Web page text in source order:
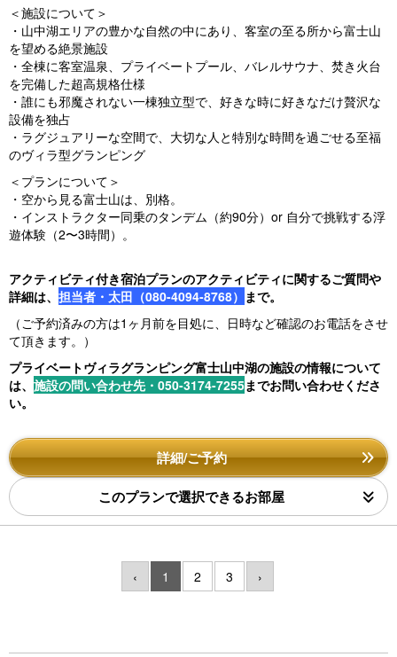
＜施設について＞
・山中湖エリアの豊かな自然の中にあり、客室の至る所から富士山
を望める絶景施設
・全棟に客室温泉、プライベートプール、バレルサウナ、焚き火台
を完備した超高規格仕様
・誰にも邪魔されない一棟独立型で、好きな時に好きなだけ贅沢な
設備を独占
・ラグジュアリーな空間で、大切な人と特別な時間を過ごせる至福
のヴィラ型グランピング
＜プランについて＞
・空から見る富士山は、別格。
・インストラクター同乗のタンデム（約90分）or 自分で挑戦する浮
遊体験（2〜3時間）。
アクティビティ付き宿泊プランのアクティビティに関するご質問や
詳細は、 担当者・太田（080-4094-8768） まで。
（ご予約済みの方は1ヶ月前を目処に、日時など確認のお電話をさせ
て頂きます。）
プライベートヴィラグランピング富士山中湖の施設の情報について
は、 施設の問い合わせ先・050-3174-7255までお問い合わせくださ
い。
詳細/ご予約
このプランで選択できるお部屋
‹ 1 2 3 ›